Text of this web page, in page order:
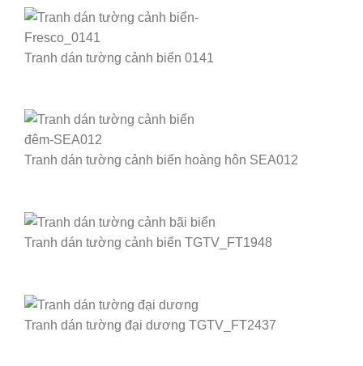
Tranh dán tường cảnh biển 0141
Tranh dán tường cảnh biển hoàng hôn SEA012
Tranh dán tường cảnh biển TGTV_FT1948
Tranh dán tường đại dương TGTV_FT2437